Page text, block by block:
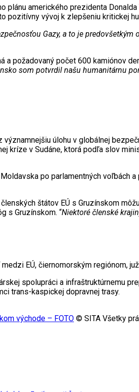
amerického prezidenta Donalda
pozitívny vývoj k zlepšeniu kritickej
Gazy, a to je predovšetkým
požadovaný počet 600 kamiónov
som potvrdil našu humanitárnu
úlohu v globálnej
kríze v Sudáne, ktorá podľa slov
po parlamentných voľbách
štátov EÚ s Gruzínskom
s Gruzínskom. “Niektoré členské
EÚ, čiernomorským regiónom,
spolupráci a infraštruktúrnemu
trans-kaspickej dopravnej trasy.
východe – FOTO © SITA Všetky